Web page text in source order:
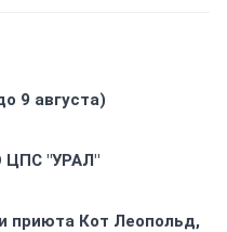
9 августа)
ЦПС "УРАЛ"
приюта Кот Леопольд,